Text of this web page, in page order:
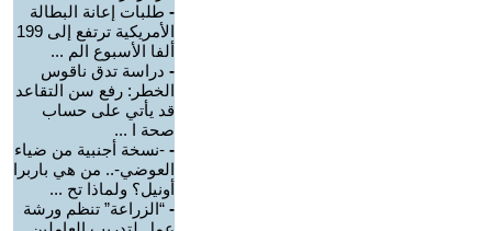
- طلبات إعانة البطالة
الأمريكية ترتفع إلى 199
ألفا الأسبوع الم ...
- دراسة تدق ناقوس
الخطر: رفع سن التقاعد
قد يأتي على حساب
صحة ا ...
- -نسخة أجنبية من ضياء
العوضي-.. من هي باربرا
أونيل؟ ولماذا تح ...
- “الزراعة” تنظم ورشة